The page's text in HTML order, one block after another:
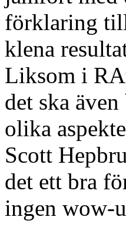
förklaring
klena
Liksom i
det ska
olika
Scott
det ett bra
ingen wow-